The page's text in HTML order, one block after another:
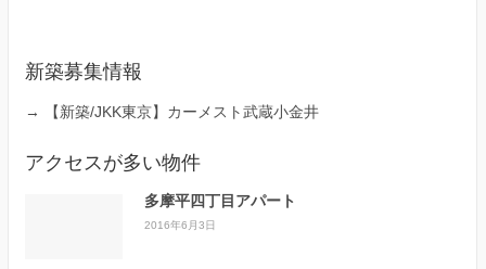
新築募集情報
→ 【新築/JKK東京】カーメスト武蔵小金井
アクセスが多い物件
多摩平四丁目アパート
2016年6月3日